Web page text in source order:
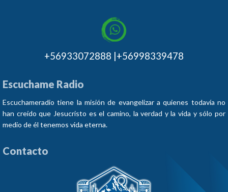
+56933072888 |+56998339478
Escuchame Radio
Escuchameradio tiene la misión de evangelizar a quienes todavía no
han creído que Jesucristo es el camino, la verdad y la vida y sólo por
medio de él tenemos vida eterna.
Contacto